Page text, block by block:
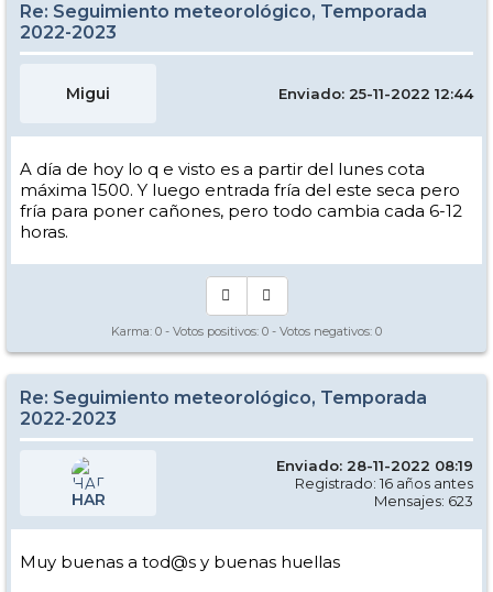
Re: Seguimiento meteorológico, Temporada
2022-2023
Migui Enviado: 25-11-2022 12:44
A día de hoy lo q e visto es a partir del lunes cota
máxima 1500. Y luego entrada fría del este seca pero
fría para poner cañones, pero todo cambia cada 6-12
horas.
Karma: 0 - Votos positivos: 0 - Votos negativos: 0
Re: Seguimiento meteorológico, Temporada
2022-2023
HAR
Enviado: 28-11-2022 08:19
Registrado: 16 años antes
Mensajes: 623
Muy buenas a tod@s y buenas huellas